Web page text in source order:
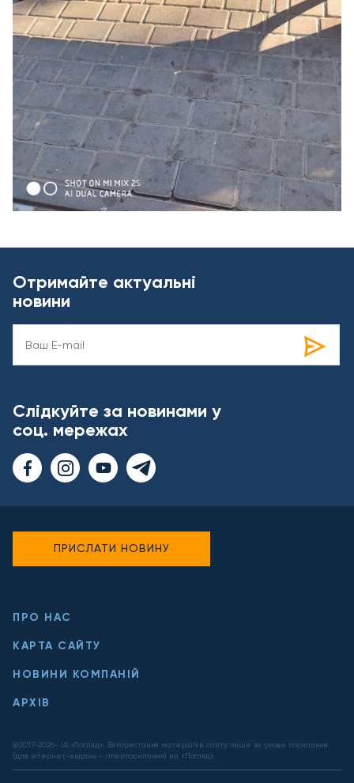
Отримайте актуальні
новини
Слідкуйте за новинами у
соц. мережах
ПРО НАС
КАРТА САЙТУ
НОВИНИ КОМПАНІЙ
АРХІВ
@2017-2026- ІА «Погляд». Використання матеріалів сайту лише за умови посилання
(для інтернет-видань - гіперпосилання) на «Погляд».
ПРИСЛАТИ НОВИНУ